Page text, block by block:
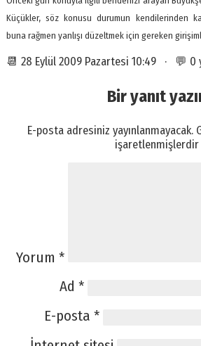
Küçükler, söz konusu durumun kendilerinden
buna rağmen yanlışı düzeltmek için gereken
📆 28 Eylül 2009 Pazartesi 10:49 · 💬
Bir yanıt
E-posta adresiniz yayınlanmayacak.
işaretlenmişlerdir
Yorum *
Ad *
E-posta *